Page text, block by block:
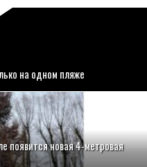
на одном пляже
появится новая 4-метровая